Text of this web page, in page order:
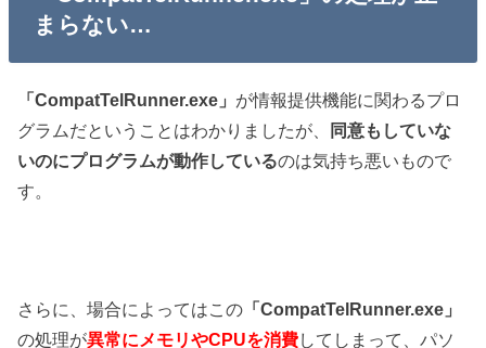
まらない…
「CompatTelRunner.exe」 が情報提供機能に関わるプロ
グラムだということはわかりましたが、
同意もしていな
いのにプログラムが動作しているのは気持ち悪いもので
す。
さらに、場合によってはこの 「CompatTelRunner.exe」
の処理が異常にメモリやCPUを消費してしまって、パソ